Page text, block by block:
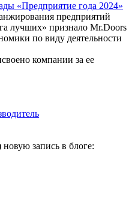
«Предприятие года 2024»
предприятий
лучших» признало Mr.Doors
по виду деятельности
компании за ее
новую запись в блоге: